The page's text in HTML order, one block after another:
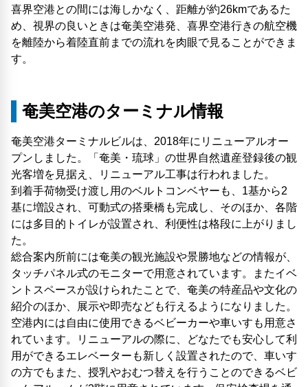
喜界空港との間には海しかなく、距離が約26kmであるた
め、視界の良いときは奄美空港発、喜界空港行きの航空機
を離陸から着陸直前までの流れを肉眼で見ることができま
す。
奄美空港のターミナル情報
奄美空港ターミナルビルは、2018年にリニューアルオー
プンしました。「奄美・琉球」の世界自然遺産登録後の観
光客増を見据え、リニューアル工事は行われました。
到着手荷物受け渡し用のベルトコンベヤーも、1基から2
基に増設され、可動式の搭乗橋も完成し、そのほか、各階
には多目的トイレが設置され、利便性は格段に上がりまし
た。
総合案内所前には奄美の観光施設や景勝地などの情報が、
タッチパネル式のモニターで用意されています。またイベ
ントスペースが設けられたことで、奄美の特産品や文化の
紹介のほか、展示や即売なども行えるようになりました。
空港内には自由に使用できるベビーカーや車いすも用意さ
れています。リニューアルの際に、どなたでも安心して利
用ができるエレベーターも新しく設置されたので、車いす
の方でもまた、授乳やおむつ替えを行うことのできるベビ